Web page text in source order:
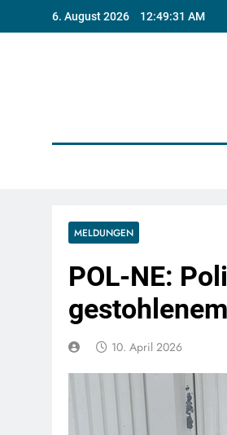
6. August 2026 12:49:31 AM
MELDUNGEN
POL-NE:
10. April 2026